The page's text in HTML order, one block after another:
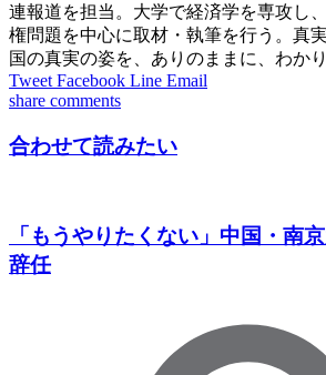
連報道を担当。大学で経済学を専攻し
権問題を中心に取材・執筆を行う。真
国の真実の姿を、ありのままに、わか
Tweet Facebook Line Email
share comments
合わせて読みたい
「もうやりたくない」中国・南
辞任